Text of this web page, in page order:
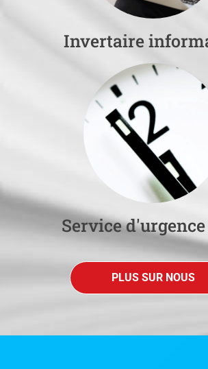
Invertaire
Service
PLUS SUR NOUS